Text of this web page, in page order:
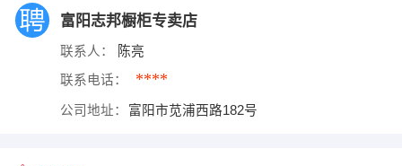
富阳志邦橱柜专卖店
联系人： 陈亮
联系电话： ****
公司地址： 富阳市苋浦西路182号